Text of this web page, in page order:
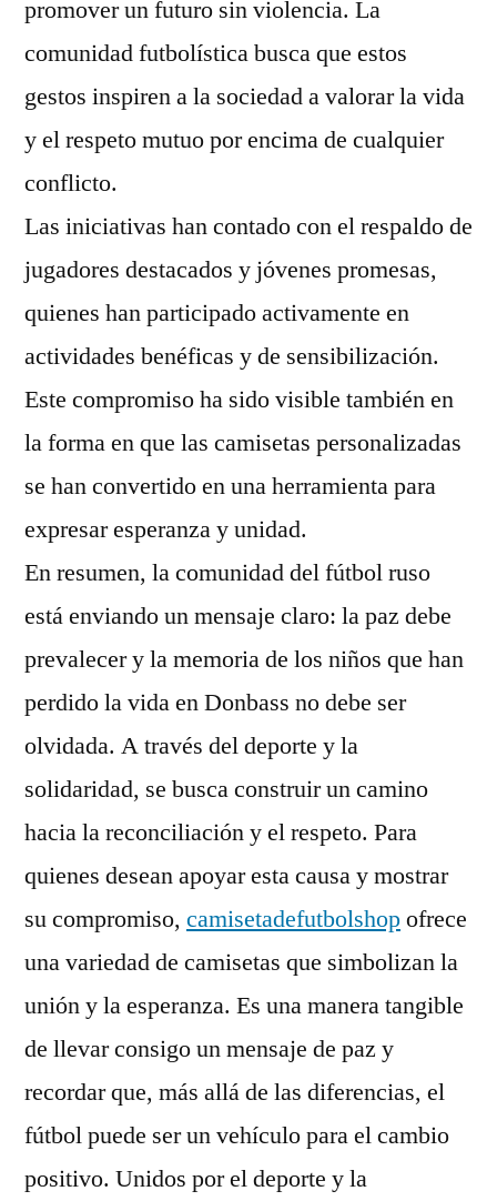
promover un futuro sin violencia. La
comunidad futbolística busca que estos
gestos inspiren a la sociedad a valorar la vida
y el respeto mutuo por encima de cualquier
conflicto.
Las iniciativas han contado con el respaldo de
jugadores destacados y jóvenes promesas,
quienes han participado activamente en
actividades benéficas y de sensibilización.
Este compromiso ha sido visible también en
la forma en que las camisetas personalizadas
se han convertido en una herramienta para
expresar esperanza y unidad.
En resumen, la comunidad del fútbol ruso
está enviando un mensaje claro: la paz debe
prevalecer y la memoria de los niños que han
perdido la vida en Donbass no debe ser
olvidada. A través del deporte y la
solidaridad, se busca construir un camino
hacia la reconciliación y el respeto. Para
quienes desean apoyar esta causa y mostrar
su compromiso, camisetadefutbolshopofrece
una variedad de camisetas que simbolizan la
unión y la esperanza. Es una manera tangible
de llevar consigo un mensaje de paz y
recordar que, más allá de las diferencias, el
fútbol puede ser un vehículo para el cambio
positivo. Unidos por el deporte y la